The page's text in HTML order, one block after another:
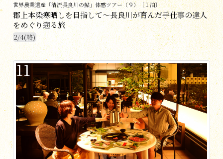
世界農業遺産「清流長良川の鮎」体感ツアー（９）〔１泊〕
郡上本染寒晒しを目指して〜長良川が育んだ手仕事の達人
をめぐり遡る旅
2/4(終)
11